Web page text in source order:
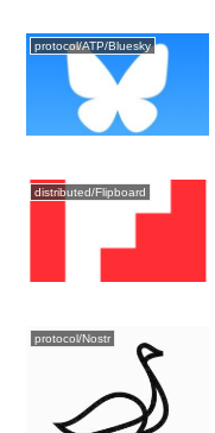
protocol/ATP/Bluesky
distributed/Flipboard
protocol/Nostr